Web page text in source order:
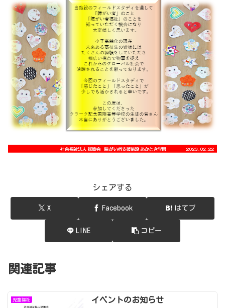
シェアする
X Facebook はてブ
LINE コピー
関連記事
児童福祉 イベントのお知らせ